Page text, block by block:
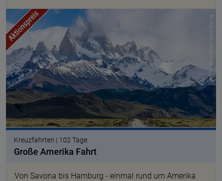
© imprintmytravel pixabay
Kreuzfahrten | 102 Tage
Große Amerika Fahrt
Von Savona bis Hamburg - einmal rund um Amerika